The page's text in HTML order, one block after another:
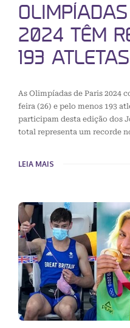
2024 TÊM
193
As Olimpíadas de Paris 2024
feira (26) e pelo menos 193
participam desta edição dos
total representa um recorde
LEIA MAIS